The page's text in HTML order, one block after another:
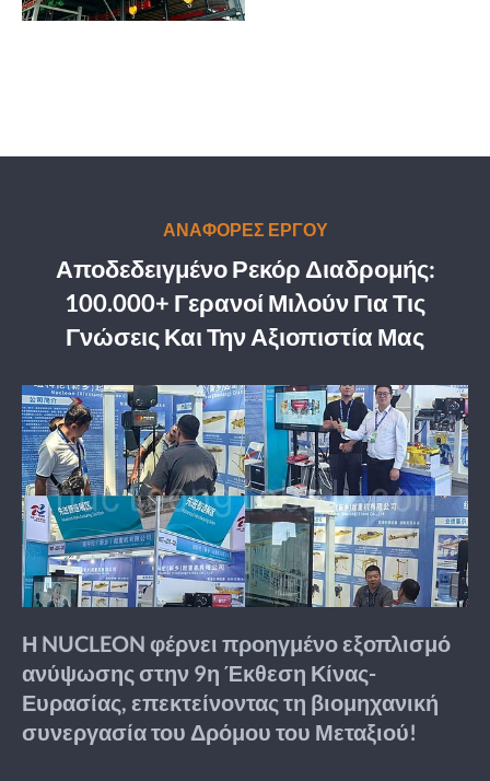
ΑΝΑΦΟΡΕΣ ΕΡΓΟΥ
Αποδεδειγμένο Ρεκόρ Διαδρομής:
100.000+ Γερανοί Μιλούν Για Τις
Γνώσεις Και Την Αξιοπιστία Μας
Η NUCLEON φέρνει προηγμένο εξοπλισμό
ανύψωσης στην 9η Έκθεση Κίνας-
Ευρασίας, επεκτείνοντας τη βιομηχανική
συνεργασία του Δρόμου του Μεταξιού!